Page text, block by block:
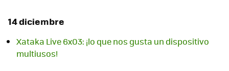
14 diciembre
Xataka Live 6x03: ¡lo que nos gusta un dispositivo
multiusos!